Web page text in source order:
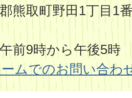
熊取町野田1丁目1
前9時から午後5時
ムでのお問い合わ